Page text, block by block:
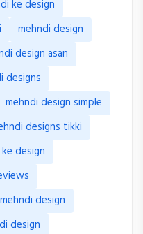
ke design
mehndi design
design asan
designs
mehndi design simple
designs tikki
design
design
design